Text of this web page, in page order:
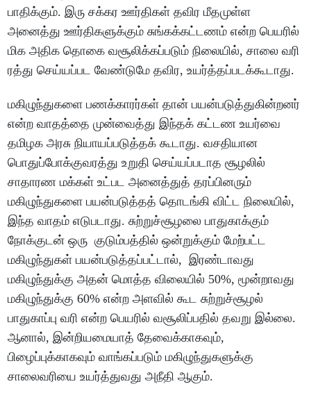
பாதிக்கும். இரு சக்கர ஊர்திகள் தவிர மீதமுள்ள
அனைத்து ஊர்திகளுக்கும் சுங்கக்கட்டணம் என்ற பெயரில்
மிக அதிக தொகை வசூலிக்கப்படும் நிலையில், சாலை வரி
ரத்து செய்யப்பட வேண்டுமே தவிர, உயர்த்தப்படக்கூடாது.
மகிழுந்துகளை பணக்காரர்கள் தான் பயன்படுத்துகின்றனர்
என்ற வாதத்தை முன்வைத்து இந்தக் கட்டண உயர்வை
தமிழக அரசு நியாயப்படுத்தக் கூடாது. வசதியான
பொதுப்போக்குவரத்து உறுதி செய்யப்படாத சூழலில்
சாதாரண மக்கள் உட்பட அனைத்துத் தரப்பினரும்
மகிழுந்துகளை பயன்படுத்தத் தொடங்கி விட்ட நிலையில்,
இந்த வாதம் எடுபடாது. சுற்றுச்சூழலை பாதுகாக்கும்
நோக்குடன் ஒரு குடும்பத்தில் ஒன்றுக்கும் மேற்பட்ட
மகிழுந்துகள் பயன்படுத்தப்பட்டால், இரண்டாவது
மகிழுந்துக்கு அதன் மொத்த விலையில் 50%, மூன்றாவது
மகிழுந்துக்கு 60% என்ற அளவில் கூட சுற்றுச்சூழல்
பாதுகாப்பு வரி என்ற பெயரில் வசூலிப்பதில் தவறு இல்லை.
ஆனால், இன்றியமையாத் தேவைக்காகவும்,
பிழைப்புக்காகவும் வாங்கப்படும் மகிழுந்துகளுக்கு
சாலைவரியை உயர்த்துவது அநீதி ஆகும்.